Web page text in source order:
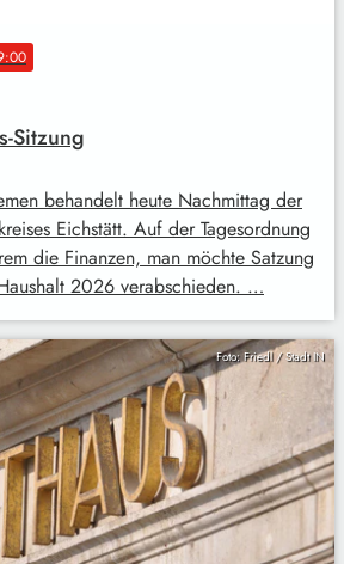
Sitzung
behandelt heute Nachmittag der
Eichstätt. Auf der Tagesordnung
die Finanzen, man möchte Satzung
2026 verabschieden. …
Foto: Friedl / Stadt IN